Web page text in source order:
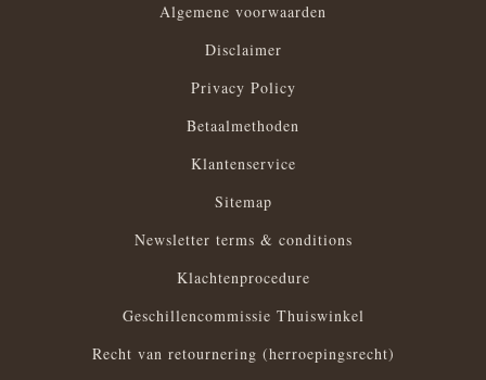
Algemene voorwaarden
Disclaimer
Privacy Policy
Betaalmethoden
Klantenservice
Sitemap
Newsletter terms & conditions
Klachtenprocedure
Geschillencommissie Thuiswinkel
Recht van retournering (herroepingsrecht)